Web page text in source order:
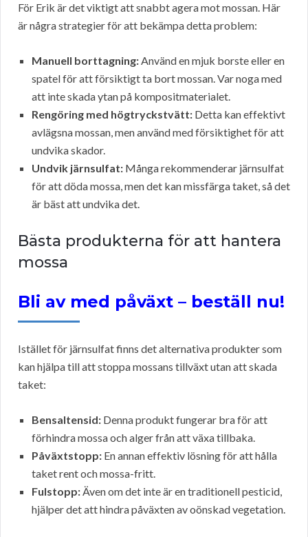
För Erik är det viktigt att snabbt agera mot mossan. Här
är några strategier för att bekämpa detta problem:
Manuell borttagning:Använd en mjuk borste eller en
spatel för att försiktigt ta bort mossan. Var noga med
att inte skada ytan på kompositmaterialet.
Rengöring med högtryckstvätt: Detta kan effektivt
avlägsna mossan, men använd med försiktighet för att
undvika skador.
Undvik järnsulfat: Många rekommenderar järnsulfat
för att döda mossa, men det kan missfärga taket, så det
är bäst att undvika det.
Bästa produkterna för att hantera
mossa
Bli av med påväxt – beställ nu!
Istället för järnsulfat finns det alternativa produkter som
kan hjälpa till att stoppa mossans tillväxt utan att skada
taket:
Bensaltensid: Denna produkt fungerar bra för att
förhindra mossa och alger från att växa tillbaka.
Påväxtstopp: En annan effektiv lösning för att hålla
taket rent och mossa-fritt.
Fulstopp:Även om det inte är en traditionell pesticid,
hjälper det att hindra påväxten av oönskad vegetation.